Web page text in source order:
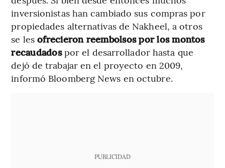
inversionistas han cambiado sus compras por
propiedades alternativas de Nakheel, a otros
se lesofrecieron reembolsos por los montos
recaudadospor el desarrollador hasta que
dejó de trabajar en el proyecto en 2009,
informó Bloomberg News en octubre.
PUBLICIDAD